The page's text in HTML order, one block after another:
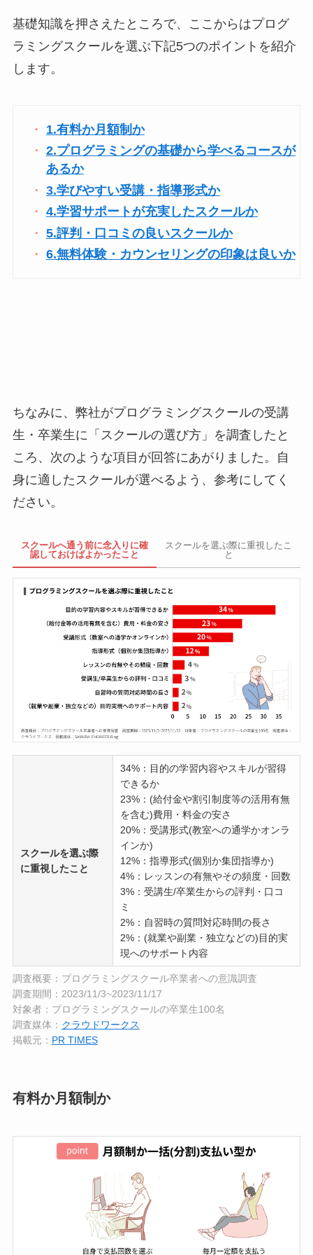
基礎知識を押さえたところで、ここからはプログ
ラミングスクールを選ぶ下記5つのポイントを紹介
します。
1.有料か月額制か
2.プログラミングの基礎から学べるコースが
あるか
3.学びやすい受講・指導形式か
4.学習サポートが充実したスクールか
5.評判・口コミの良いスクールか
6.無料体験・カウンセリングの印象は良いか
ちなみに、弊社がプログラミングスクールの受講
生・卒業生に「スクールの選び方」を調査したと
ころ、次のような項目が回答にあがりました。自
身に適したスクールが選べるよう、参考にしてく
ださい。
スクールへ通う前に念入りに確
認しておけばよかったこと
スクールを選ぶ際に重視したこ
と
スクールを選ぶ際
に重視したこと
34%：目的の学習内容やスキルが習得
できるか
23%：(給付金や割引制度等の活用有無
を含む)費用・料金の安さ
20%：受講形式(教室への通学かオンラ
インか)
12%：指導形式(個別か集団指導か)
4%：レッスンの有無やその頻度・回数
3%：受講生/卒業生からの評判・口コ
ミ
2%：自習時の質問対応時間の長さ
2%：(就業や副業・独立などの)目的実
現へのサポート内容
調査概要：プログラミングスクール卒業者への意識調査
調査期間：2023/11/3~2023/11/17
対象者：プログラミングスクールの卒業生100名
調査媒体： クラウドワークス
掲載元： PR TIMES
有料か月額制か